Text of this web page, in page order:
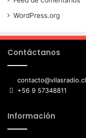
WordPress.org
Contáctanos
contacto@vilasradio.cl
+56 9 57348811
Información